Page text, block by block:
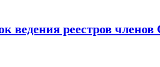
ведения реестров